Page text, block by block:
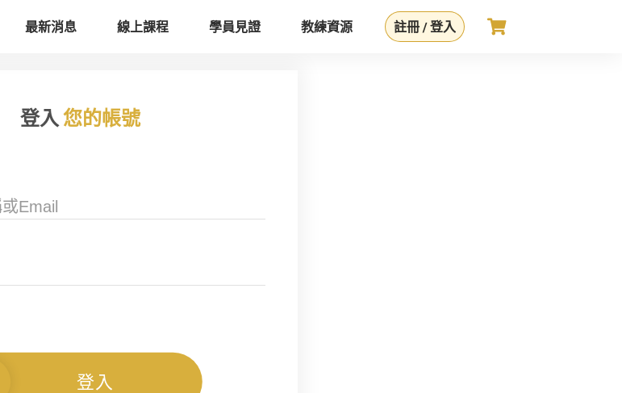
最新消息 線上課程 學員見證 教練資源 註冊 / 登入
登入您的帳號
登入